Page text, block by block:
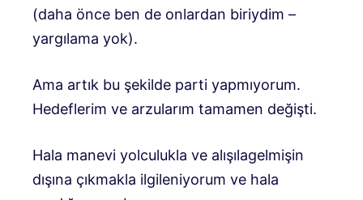
(daha önce ben de onlardan biriydim –
yargılama yok).
Ama artık bu şekilde parti yapmıyorum.
Hedeflerim ve arzularım tamamen değişti.
Hala manevi yolculukla ve alışılagelmişin
dışına çıkmakla ilgileniyorum ve hala